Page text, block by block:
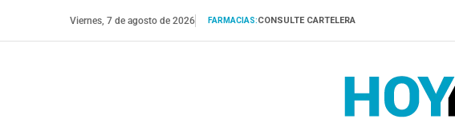
Viernes, 7 de agosto de 2026 FARMACIAS:CONSULTE CARTELERA